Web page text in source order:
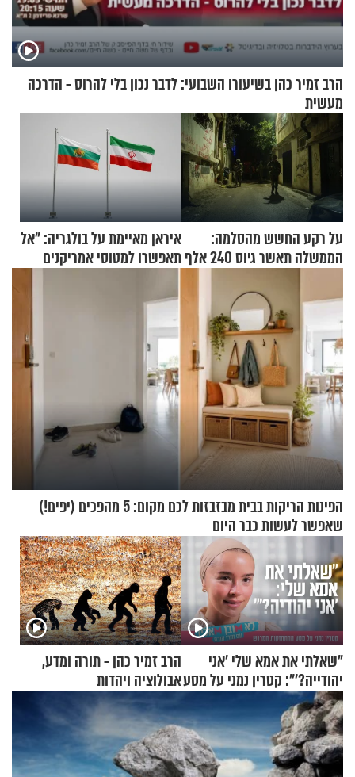
הרב זמיר כהן בשיעורו השבועי: לדבר נכון בלי להרוס - הדרכה
מעשית
על רקע החשש מהסלמה:
הממשלה תאשר גיוס 240 אלף
איראן מאיימת על בולגריה: "אל
תאפשרו למטוסי אמריקנים
הפינות הריקות בבית מבזבזות לכם מקום: 5 מהפכים (יפים!)
שאפשר לעשות כבר היום
"שאלתי את אמא שלי 'אני
יהודייה?'": קטרין נמני על מסע
ההתחזקות המרגש
הרב זמיר כהן - תורה ומדע,
אבולוציה ויהדות